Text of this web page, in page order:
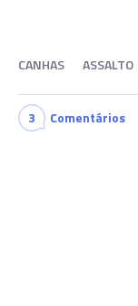
CANHAS ASSALTO
3 Comentários